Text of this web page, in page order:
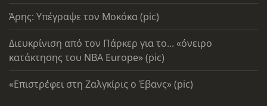
Άρης: Υπέγραψε τον Μοκόκα (pic)
Διευκρίνιση από τον Πάρκερ για το... «όνειρο
κατάκτησης του ΝΒΑ Europe» (pic)
«Επιστρέφει στη Ζαλγκίρις ο Έβανς» (pic)